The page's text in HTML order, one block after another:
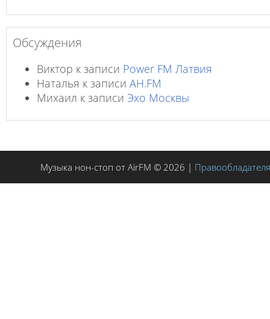
Обсуждения
Виктор к записи Power FM Латвия
Наталья к записи AH.FM
Михаил к записи Эхо Москвы
Музыка нон-стоп от AirFM © 2026 |